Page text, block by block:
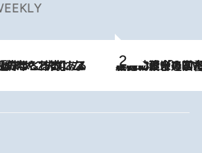
2026.8.3
慶應幼稚舎の図書室からテレビの世界に飛び込んだ阿川佐和子（72）